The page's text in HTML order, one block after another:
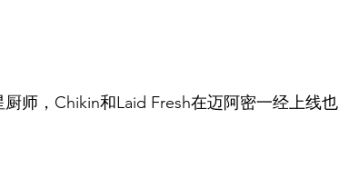
师，Chikin和Laid Fresh在迈阿密一经上线也